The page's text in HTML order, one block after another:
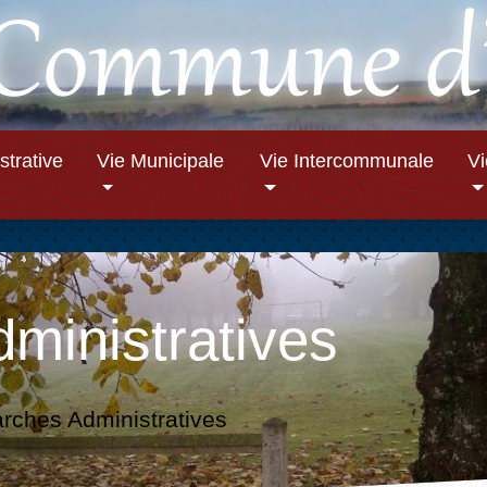
Vie Municipale Vie Intercommunale
Administratives